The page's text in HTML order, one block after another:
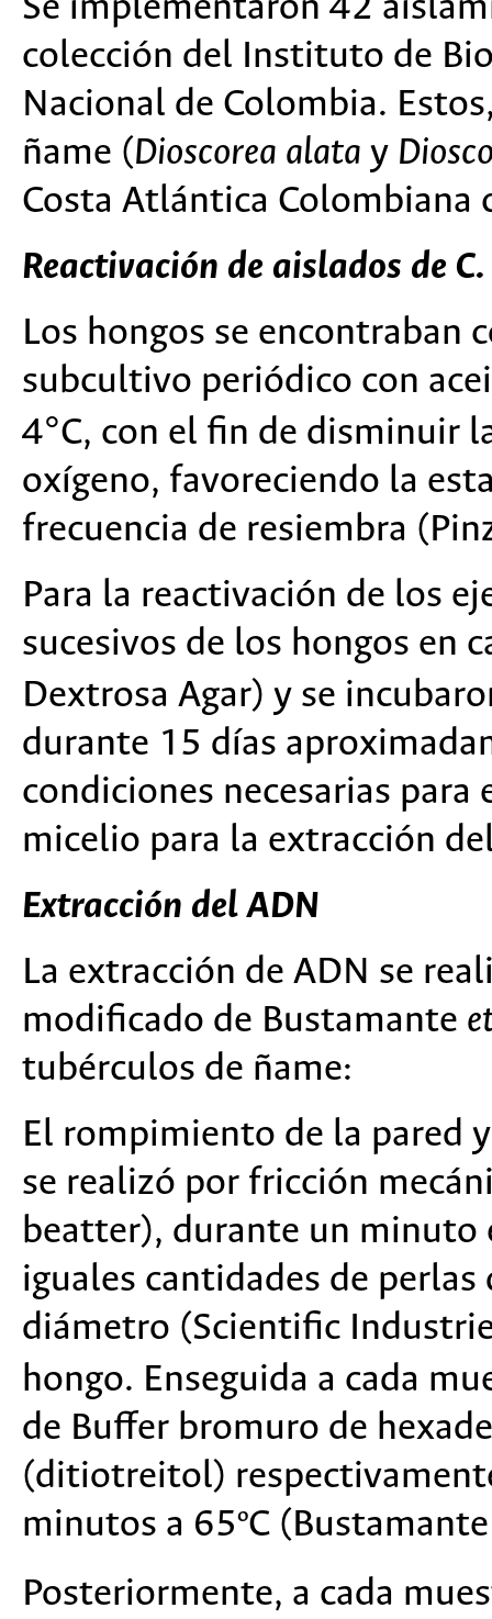
Se implementaron 42
colección del Instituto de
Nacional de Colombia.
ñame (Dioscorea alata y
Costa Atlántica Colombiana
Reactivación de aislados de
Los hongos se encontraban
subcultivo periódico con
4°C, con el fin de disminuir
oxígeno, favoreciendo la
frecuencia de resiembra
Para la reactivación de los
sucesivos de los hongos en
Dextrosa Agar) y se
durante 15 días
condiciones necesarias
micelio para la extracción
Extracción del ADN
La extracción de ADN se
modificado de Bustamante
tubérculos de ñame:
El rompimiento de la pared
se realizó por fricción
beatter), durante un minuto
iguales cantidades de
diámetro (Scientific
hongo. Enseguida a cada
de Buffer bromuro de
(ditiotreitol)
minutos a 65ºC
Posteriormente, a cada